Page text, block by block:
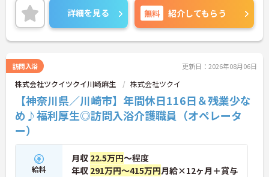
す】 ・時給に加えて、パート勤務の方にも年2回の
特別手当（最大20万円）の支給実績があります ・土
日祝日の時給アップや、宿泊費補助・祝金など独自
の福利厚生を利用できます
ります】 ・髪色やネイル、まつげエクステなどが自
由で、個性を活かしてのびのびと働けます ・介護度
が比較的低く、身体的な負担を抑えながらケアに専
念できます
詳細を見る 無料 紹介してもらう
訪問入浴 更新日：2026年08月06日
株式会社ツクイツクイ川崎麻生 株式会社ツクイ
【神奈川県／川崎市】年間休日116日＆残業少な
め♪福利厚生◎訪問入浴介護職員（オペレータ
ー）
給料
月収 22.5万円～程度
年収 291万円～415万円月給×12ヶ月＋賞与